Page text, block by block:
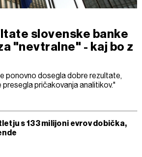
slovenske banke
"nevtralne" - kaj bo z
ponovno dosegla dobre rezultate,
pričakovanja analitikov."
s 133 milijoni evrov dobička,